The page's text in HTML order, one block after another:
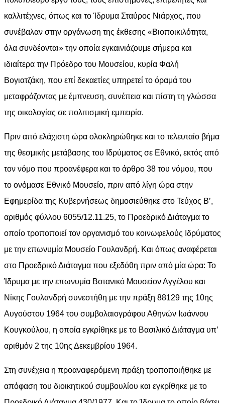
καλλιτέχνες, όπως και το Ίδρυμα Σταύρος Νιάρχος, που
συνέβαλαν στην οργάνωση της έκθεσης «Βιοποικιλότητα,
όλα συνδέονται» την οποία εγκαινιάζουμε σήμερα και
ιδιαίτερα την Πρόεδρο του Μουσείου, κυρία Φαλή
Βογιατζάκη, που επί δεκαετίες υπηρετεί το όραμά του
μεταφράζοντας με έμπνευση, συνέπεια και πίστη τη γλώσσα
της οικολογίας σε πολιτισμική εμπειρία.
Πριν από ελάχιστη ώρα ολοκληρώθηκε και το τελευταίο βήμα
της θεσμικής μετάβασης του Ιδρύματος σε Εθνικό, εκτός από
τον νόμο που προανέφερα και το άρθρο 38 του νόμου, που
το ονόμασε Εθνικό Μουσείο, πριν από λίγη ώρα στην
Εφημερίδα της Κυβερνήσεως δημοσιεύθηκε στο Τεύχος Β’,
αριθμός φύλλου 6055/12.11.25, το Προεδρικό Διάταγμα το
οποίο τροποποιεί τον οργανισμό του κοινωφελούς Ιδρύματος
με την επωνυμία Μουσείο Γουλανδρή. Και όπως αναφέρεται
στο Προεδρικό Διάταγμα που εξεδόθη πριν από μία ώρα: Το
Ίδρυμα με την επωνυμία Βοτανικό Μουσείον Αγγέλου και
Νίκης Γουλανδρή συνεστήθη με την πράξη 88129 της 10ης
Αυγούστου 1964 του συμβολαιογράφου Αθηνών Ιωάννου
Κουγκούλου, η οποία εγκρίθηκε με το Βασιλικό Διάταγμα υπ’
αριθμόν 2 της 10ης Δεκεμβρίου 1964.
Στη συνέχεια η προαναφερόμενη πράξη τροποποιήθηκε με
απόφαση του διοικητικού συμβουλίου και εγκρίθηκε με το